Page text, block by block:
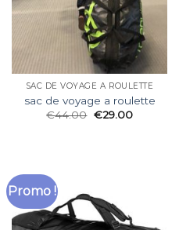
SAC DE VOYAGE A ROULETTE
sac de voyage a roulette
€44.00 €29.00
Promo !